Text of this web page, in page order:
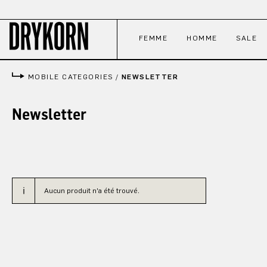
FEMME HOMME SALE
MOBILE CATEGORIES / NEWSLETTER
Newsletter
Aucun produit n'a été trouvé.